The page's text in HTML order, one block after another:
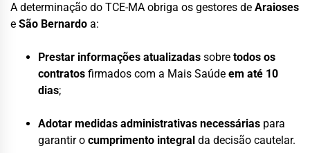
A determinação do TCE-MA obriga os gestores de Araioses
e São Bernardo a:
Prestar informações atualizadas sobre todos os
contratos firmados com a Mais Saúde em até 10
dias;
Adotar medidas administrativas necessárias para
garantir o cumprimento integral da decisão cautelar.